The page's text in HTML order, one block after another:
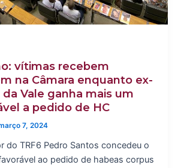
vítimas recebem
na Câmara enquanto ex-
Vale ganha mais um
a pedido de HC
7, 2024
do TRF6 Pedro Santos concedeu o
ao pedido de habeas corpus